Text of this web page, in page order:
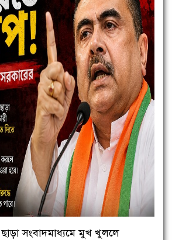
সংবাদমাধ্যমে মুখ খুললে